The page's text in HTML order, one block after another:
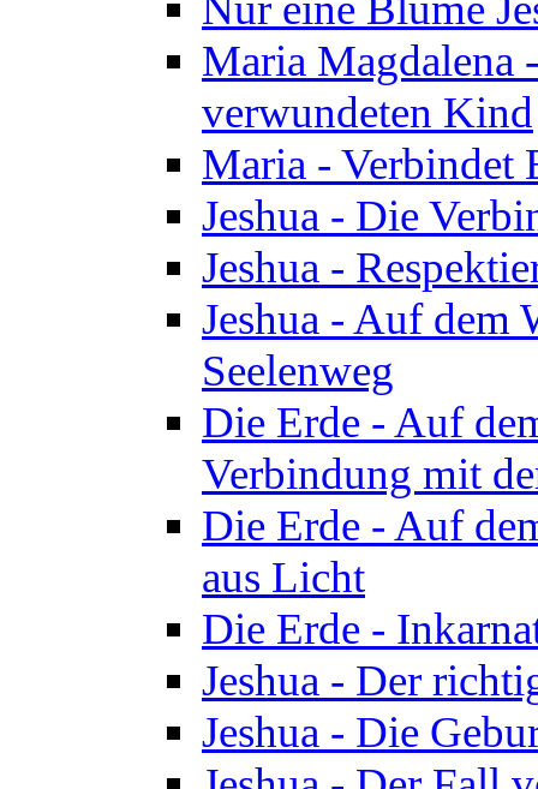
Maria Magdalena
verwundeten Kind
Maria - Verbindet
Jeshua - Die
Jeshua -
Jeshua - Auf dem
Seelenweg
Die Erde - Auf
Verbindung mit
Die Erde - Auf
aus Licht
Die Erde -
Jeshua - Der
Jeshua - Die